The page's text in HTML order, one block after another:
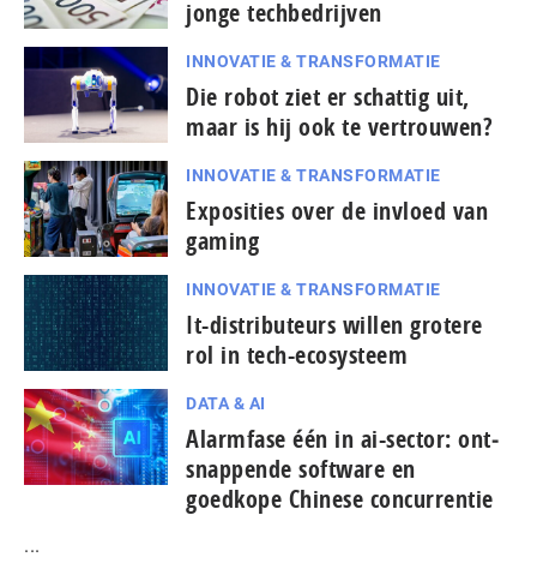
jonge techbedrijven
INNOVATIE & TRANSFORMATIE
Die robot ziet er schattig uit,
maar is hij ook te vertrouwen?
INNOVATIE & TRANSFORMATIE
Exposities over de invloed van
gaming
INNOVATIE & TRANSFORMATIE
It-dis­tri­bu­teurs willen grotere
rol in tech-ecosysteem
DATA & AI
Alarmfase één in ai-sector: ont­
snap­pen­de software en
goedkope Chinese con­cur­ren­tie
...